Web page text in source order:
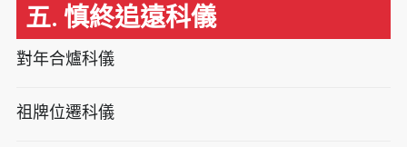
五. 慎終追遠科儀
對年合爐科儀
祖牌位遷科儀